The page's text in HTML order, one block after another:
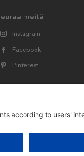
meitä
Instagram
Facebook
Pinterest